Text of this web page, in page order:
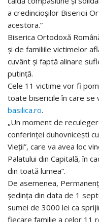
a credincioșilor Bisericii
acestora.”
Biserica Ortodoxă
și de familiile victimelor
cuvânt și faptă alinare
putință.
Cele 11 victime vor fi
toate bisericile în care se
basilica.ro.
„Un moment de
conferinței duhovnicești
Vieții”, care va avea loc
Palatului din Capitală, în
din toată lumea”.
De asemenea,
ședința din data de 1
sumei de 3000 lei ca
fiecare familie a celor 11